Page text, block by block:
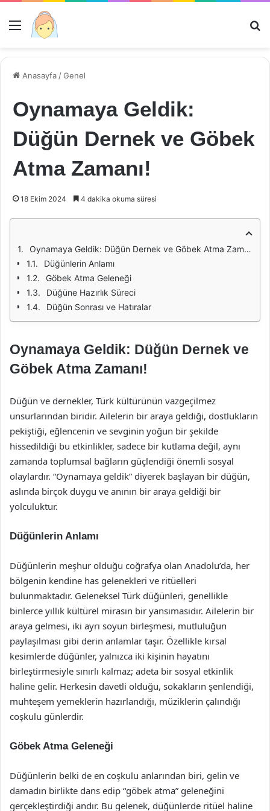
Menü
Anasayfa /Genel
Oynamaya Geldik:
Düğün Dernek ve Göbek
Atma Zamanı!
18 Ekim 2024 4 dakika okuma süresi
Oynamaya Geldik: Düğün Dernek ve Göbek Atma Zamanı!
Düğünlerin Anlamı
Göbek Atma Geleneği
Düğüne Hazırlık Süreci
Düğün Sonrası ve Hatıralar
Oynamaya Geldik: Düğün Dernek ve
Göbek Atma Zamanı!
Düğün ve dernekler, Türk kültürünün vazgeçilmez
unsurlarından biridir. Ailelerin bir araya geldiği, dostlukların
pekiştiği, eğlencenin ve sevginin yoğun bir şekilde
hissedildiği bu etkinlikler, sadece bir kutlama değil, aynı
zamanda toplumsal bağların güçlendiği önemli sosyal
olaylardır. “Oynamaya geldik” diyerek başlayan bir düğün,
aslında birçok duygu ve anının bir araya geldiği bir
yolculuktur.
Düğünlerin Anlamı
Düğünlerin meşhur olduğu coğrafya olan Anadolu’da, her
bölgenin kendine has gelenekleri ve ritüelleri
bulunmaktadır. Geleneksel Türk düğünleri, genellikle
binlerce yıllık kültürel mirasın bir yansımasıdır. Ailelerin bir
araya gelmesi, iki ayrı soyun birleşmesi, mutluluğun
paylaşılması gibi derin anlamlar taşır. Özellikle kırsal
kesimlerde düğünler, yalnızca iki kişinin hayatını
birleştirmesiyle sınırlı kalmaz; adeta bir sosyal etkinlik
haline gelir. Herkesin davetli olduğu, sokakların şenlendiği,
muhteşem yemeklerin hazırlandığı, müziklerin çalındığı
coşkulu günlerdir.
Göbek Atma Geleneği
Düğünlerin belki de en coşkulu anlarından biri, gelin ve
damadın birlikte dans edip “göbek atma” geleneğini
gerçekleştirdiği andır. Bu gelenek, düğünlerde ritüel haline